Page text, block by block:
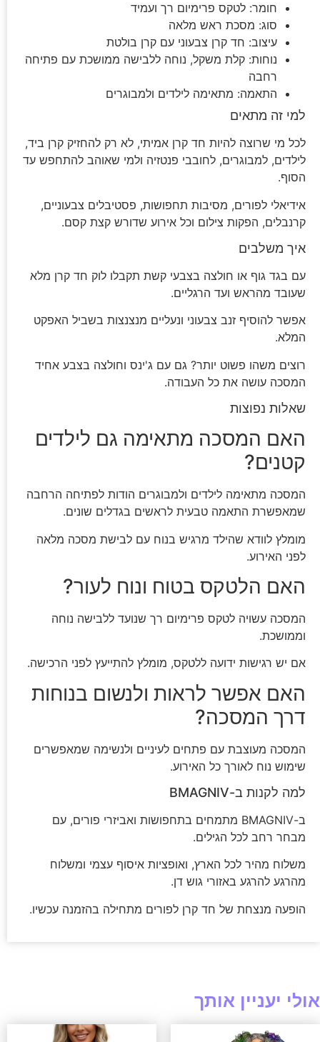
חומר: לטקס פרימיום רך ועמיד
סוג: מסכת ראש מלאה
עיצוב: חד קרן צבעוני עם קרן בולטת
נוחות: קלת משקל, נוחה ללבישה ממושכת עם פתיחה
רחבה
התאמה: מתאימה לילדים ולמבוגרים
למי זה מתאים
לכל מי שרוצה להיות חד קרן אמיתי, לא רק להחזיק קרן ביד,
לילדים, למבוגרים, לחובבי פנטזיה ולמי שאוהב להתחפש עד
הסוף.
אידיאלי לפורים, מסיבות תחפושות, פסטיבלים צבעוניים,
קרנבלים, הפקות צילום וכל אירוע שדורש קצת קסם.
איך משלבים
עם בגד גוף או חולצה בצבעי קשת תקבלו לוק חד קרן מלא
שעובד מהראש ועד הרגליים.
אפשר להוסיף זנב צבעוני ונעליים מנצנצות בשביל האפקט
המלא.
רוצים משהו פשוט יותר? גם עם ג'ינס וחולצה בצבע אחיד
המסכה עושה את כל העבודה.
שאלות נפוצות
האם המסכה מתאימה גם לילדים
קטנים?
המסכה מתאימה לילדים ולמבוגרים הודות לפתיחה הרחבה
שמאפשרת התאמה טבעית לראשים בגדלים שונים.
מומלץ לוודא שהילד מרגיש בנוח עם לבישת מסכה מלאה
לפני האירוע.
האם הלטקס בטוח ונוח לעור?
המסכה עשויה לטקס פרימיום רך שנועד ללבישה נוחה
וממושכת.
אם יש רגישות ידועה ללטקס, מומלץ להתייעץ לפני הרכישה.
האם אפשר לראות ולנשום בנוחות
דרך המסכה?
המסכה מעוצבת עם פתחים לעיניים ולנשימה שמאפשרים
שימוש נוח לאורך כל האירוע.
למה לקנות ב-BMAGNIV
ב-BMAGNIV מתמחים בתחפושות ואביזרי פורים, עם
מבחר רחב לכל הגילים.
משלוח מהיר לכל הארץ, ואופציות איסוף עצמי ומשלוח
מהרגע להרגע באזורי גוש דן.
הופעה מנצחת של חד קרן לפורים מתחילה בהזמנה עכשיו.
אולי יעניין אותך